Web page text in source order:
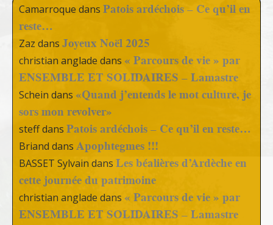
Camarroque dans Patois ardéchois – Ce qu’il en
reste…
Zaz dans Joyeux Noël 2025
christian anglade dans « Parcours de vie » par
ENSEMBLE ET SOLIDAIRES – Lamastre
Schein dans «Quand j’entends le mot culture, je
sors mon revolver»
steffdans Patois ardéchois – Ce qu’il en reste…
Briand dans Apophtegmes !!!
BASSET Sylvain dans Les béalières d’Ardèche en
cette journée du patrimoine
christian anglade dans « Parcours de vie » par
ENSEMBLE ET SOLIDAIRES – Lamastre